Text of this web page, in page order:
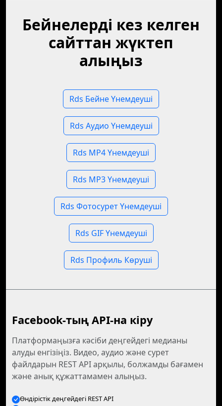
Бейнелерді кез келген
сайттан жүктеп
алыңыз
Rds Бейне Үнемдеуші
Rds Аудио Үнемдеуші
Rds MP4 Үнемдеуші
Rds MP3 Үнемдеуші
Rds Фотосурет Үнемдеуші
Rds GIF Үнемдеуші
Rds Профиль Көруші
Facebook-тың API-на кіру
Платформаңызға кәсіби деңгейдегі медианы
алуды енгізіңіз. Видео, аудио және сурет
файлдарын REST API арқылы, болжамды бағамен
және анық құжаттамамен алыңыз.
Өндірістік деңгейдегі REST API